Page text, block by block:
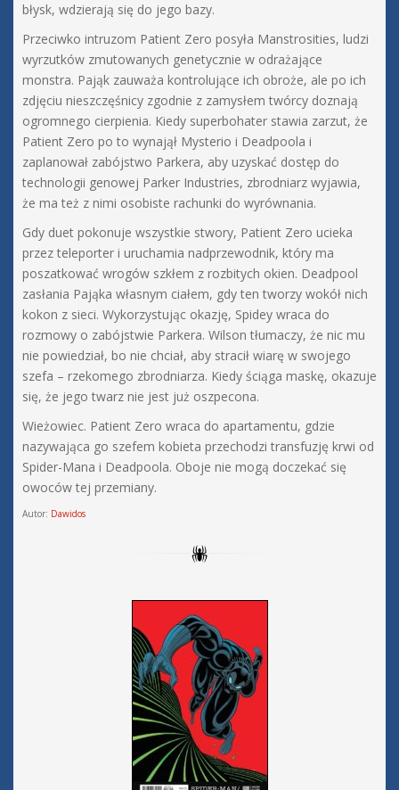
błysk, wdzierają się do jego bazy.
Przeciwko intruzom Patient Zero posyła Manstrosities, ludzi
wyrzutków zmutowanych genetycznie w odrażające
monstra. Pająk zauważa kontrolujące ich obroże, ale po ich
zdjęciu nieszczęśnicy zgodnie z zamysłem twórcy doznają
ogromnego cierpienia. Kiedy superbohater stawia zarzut, że
Patient Zero po to wynajął Mysterio i Deadpoola i
zaplanował zabójstwo Parkera, aby uzyskać dostęp do
technologii genowej Parker Industries, zbrodniarz wyjawia,
że ma też z nimi osobiste rachunki do wyrównania.
Gdy duet pokonuje wszystkie stwory, Patient Zero ucieka
przez teleporter i uruchamia nadprzewodnik, który ma
poszatkować wrogów szkłem z rozbitych okien. Deadpool
zasłania Pająka własnym ciałem, gdy ten tworzy wokół nich
kokon z sieci. Wykorzystując okazję, Spidey wraca do
rozmowy o zabójstwie Parkera. Wilson tłumaczy, że nic mu
nie powiedział, bo nie chciał, aby stracił wiarę w swojego
szefa – rzekomego zbrodniarza. Kiedy ściąga maskę, okazuje
się, że jego twarz nie jest już oszpecona.
Wieżowiec. Patient Zero wraca do apartamentu, gdzie
nazywająca go szefem kobieta przechodzi transfuzję krwi od
Spider-Mana i Deadpoola. Oboje nie mogą doczekać się
owoców tej przemiany.
Autor: Dawidos